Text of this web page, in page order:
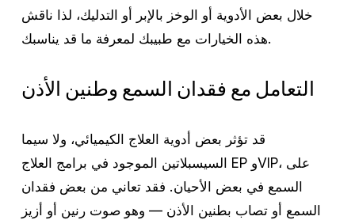
خلال بعض الأدوية أو الوخز بالإبر أو التدليك، لذا ناقش
هذه الخيارات مع طبيبك لمعرفة ما قد يناسبك.
التعامل مع فقدان السمع وطنين الأذن
قد تؤثر بعض أدوية العلاج الكيميائي، ولا سيما
السيسبلاتين الموجود في برامج العلاج EP وVIP، على
السمع في بعض الأحيان. فقد تعاني من بعض فقدان
السمع أو تصاب بطنين الأذن — وهو صوت رنين أو أزيز